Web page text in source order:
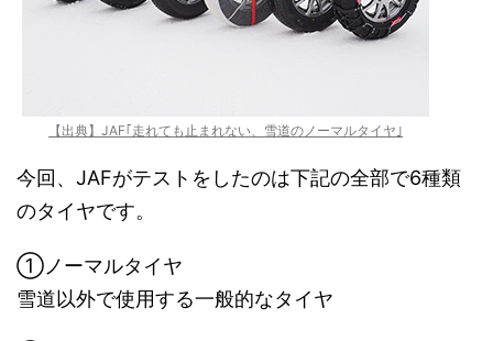
【出典】JAF｢走れても止まれない、雪道のノーマルタイヤ｣
今回、JAFがテストをしたのは下記の全部で6種類
のタイヤです。
①ノーマルタイヤ
雪道以外で使用する一般的なタイヤ